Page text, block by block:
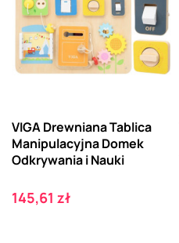
VIGA Drewniana Tablica
Manipulacyjna Domek
Odkrywania i Nauki
Cena
145,61 zł